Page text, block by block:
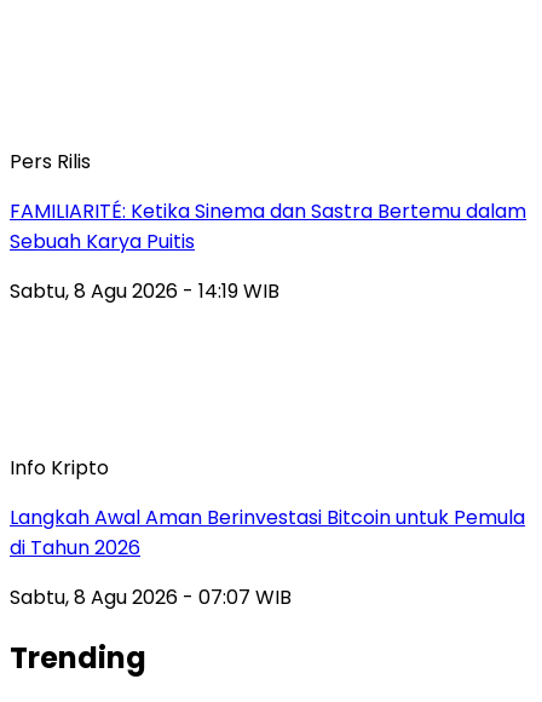
Pers Rilis
FAMILIARITÉ: Ketika Sinema dan Sastra Bertemu dalam
Sebuah Karya Puitis
Sabtu, 8 Agu 2026 - 14:19 WIB
Info Kripto
Langkah Awal Aman Berinvestasi Bitcoin untuk Pemula
di Tahun 2026
Sabtu, 8 Agu 2026 - 07:07 WIB
Trending